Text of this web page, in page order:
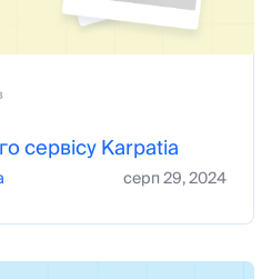
сервісу Karpatia
серп 29, 2024